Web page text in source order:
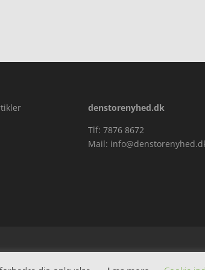
denstorenyhed.dk
Tlf: 7876 8672
Mail: